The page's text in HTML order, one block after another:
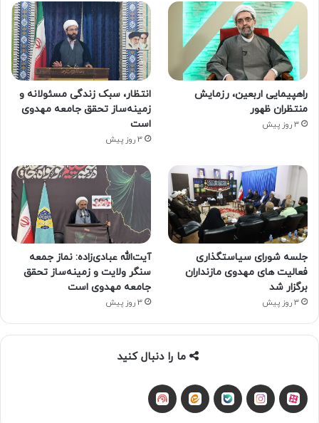
راهپیمایی اربعین، رزمایش
منتظران ظهور
3 روز پیش
انتظار، سبک زندگی مسئولانه و
زمینه‌ساز تحقق جامعه مهدوی
است
3 روز پیش
جلسه شورای سیاستگذاری
فعالیت های مهدوی مازنداران
برگزار شد
3 روز پیش
آیت‌الله عبادی‌زاده: نماز جمعه
سنگر ولایت و زمینه‌ساز تحقق
جامعه مهدوی است
3 روز پیش
ما را دنبال کنید
آپاراتاینستاگرام
بله ایتا شنوتو